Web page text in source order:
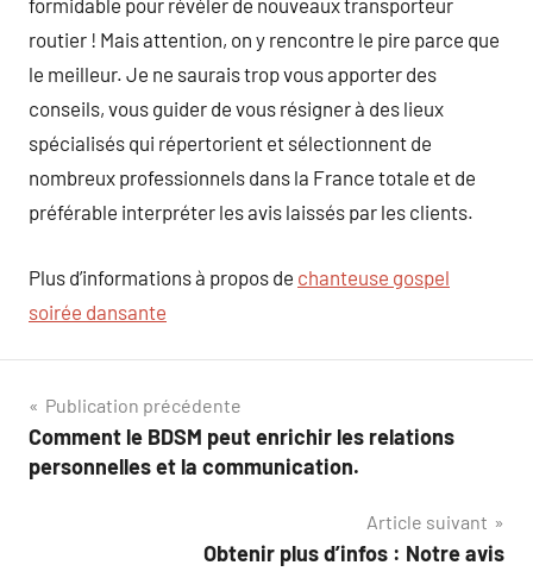
formidable pour révéler de nouveaux transporteur
routier ! Mais attention, on y rencontre le pire parce que
le meilleur. Je ne saurais trop vous apporter des
conseils, vous guider de vous résigner à des lieux
spécialisés qui répertorient et sélectionnent de
nombreux professionnels dans la France totale et de
préférable interpréter les avis laissés par les clients.
Plus d’informations à propos de chanteuse gospel
soirée dansante
Navigation
de
Publication précédente
Comment le BDSM peut enrichir les relations
personnelles et la communication.
Article suivant
Obtenir plus d’infos : Notre avis